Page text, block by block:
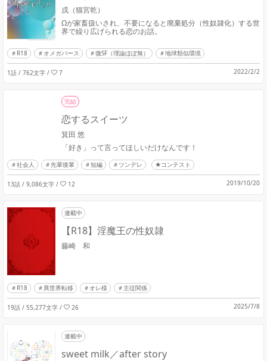
戌（猫宮乾）
Ωが家畜扱いされ、不要になると廃棄処分（性奴隷化）する世
界で繰り広げられる恋のお話。
R18 オメガバース 微SF（理論ほぼ無） 地球類似環境
1話 / 762文字 / 7 2022/2/2
完結
恋するスイーツ
箕田 悠
「好き」って言ってほしいだけなんです！
社会人 先輩後輩 短編 ツンデレ ★コンテスト
13話 / 9,086文字 / 12 2019/10/20
連載中
【R18】淫魔王の性奴隷
藤崎 和
R18 異世界転移 オレ様 主従関係
19話 / 55,277文字 / 26 2025/7/8
連載中
sweet milk／after story